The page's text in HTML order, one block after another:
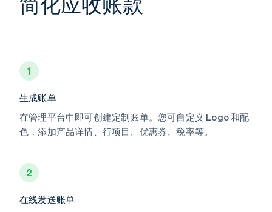
1
生成账单
在管理平台中即可创建定制账单。您可自定义 Logo 和配
色，添加产品详情、行项目、优惠券、税率等。
2
在线发送账单